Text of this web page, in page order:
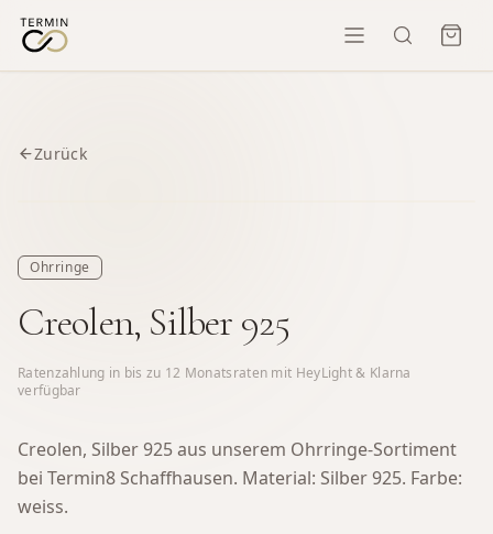
Zurück
Ohrringe
Creolen, Silber 925
Ratenzahlung in bis zu 12 Monatsraten mit HeyLight & Klarna
verfügbar
Creolen, Silber 925 aus unserem Ohrringe-Sortiment
bei Termin8 Schaffhausen. Material: Silber 925. Farbe:
weiss.